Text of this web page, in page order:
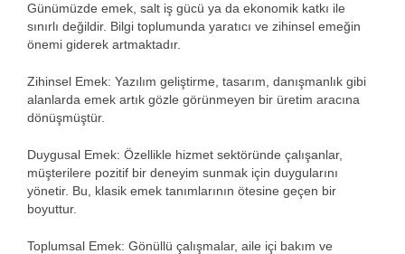
Günümüzde emek, salt iş gücü ya da ekonomik katkı ile
sınırlı değildir. Bilgi toplumunda yaratıcı ve zihinsel emeğin
önemi giderek artmaktadır.
Zihinsel Emek: Yazılım geliştirme, tasarım, danışmanlık gibi
alanlarda emek artık gözle görünmeyen bir üretim aracına
dönüşmüştür.
Duygusal Emek: Özellikle hizmet sektöründe çalışanlar,
müşterilere pozitif bir deneyim sunmak için duygularını
yönetir. Bu, klasik emek tanımlarının ötesine geçen bir
boyuttur.
Toplumsal Emek: Gönüllü çalışmalar, aile içi bakım ve